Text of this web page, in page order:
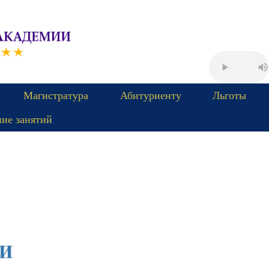
Магистратура Абитуриенту
Льготы
занятий